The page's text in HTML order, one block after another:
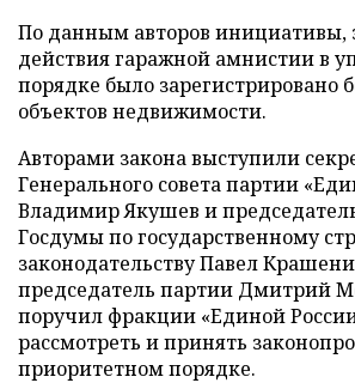
По данным авторов инициативы,
действия гаражной амнистии в
порядке было зарегистрировано
объектов недвижимости.
Авторами закона выступили
Генерального совета партии
Владимир Якушев и
Госдумы по государственному
законодательству Павел
председатель партии Дмитрий
поручил фракции «Единой
рассмотреть и принять
приоритетном порядке.